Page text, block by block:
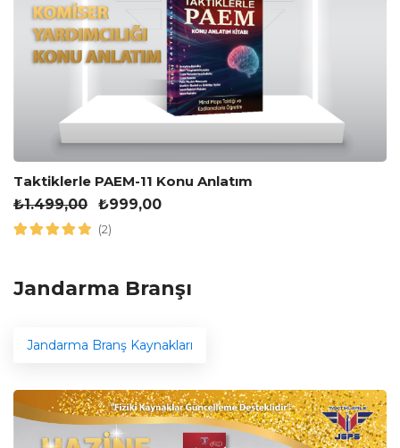
Taktiklerle PAEM-11 Konu Anlatım
₺1.499,00 ₺999,00
(2)
Jandarma Branşı
Jandarma Branş Kaynakları